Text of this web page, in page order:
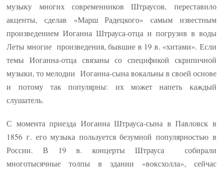
музыку многих современников Штраусов, переставило
акценты, сделав «Марш Радецкого» самым известным
произведением Иоганна Штрауса-отца и погрузив в воды
Леты многие произведения, бывшие в 19 в. «хитами». Если
темы Иоганна-отца связаны со спецификой скрипичной
музыки, то мелодии Иоганна-сына вокальны в своей основе
и потому так популярны: их может напеть каждый
слушатель.
С момента приезда Иоганна Штрауса-сына в Павловск в
1856 г. его музыка пользуется безумной популярностью в
России. В 19 в. концерты Штрауса собирали
многотысячные толпы в здании «воксхолла», сейчас